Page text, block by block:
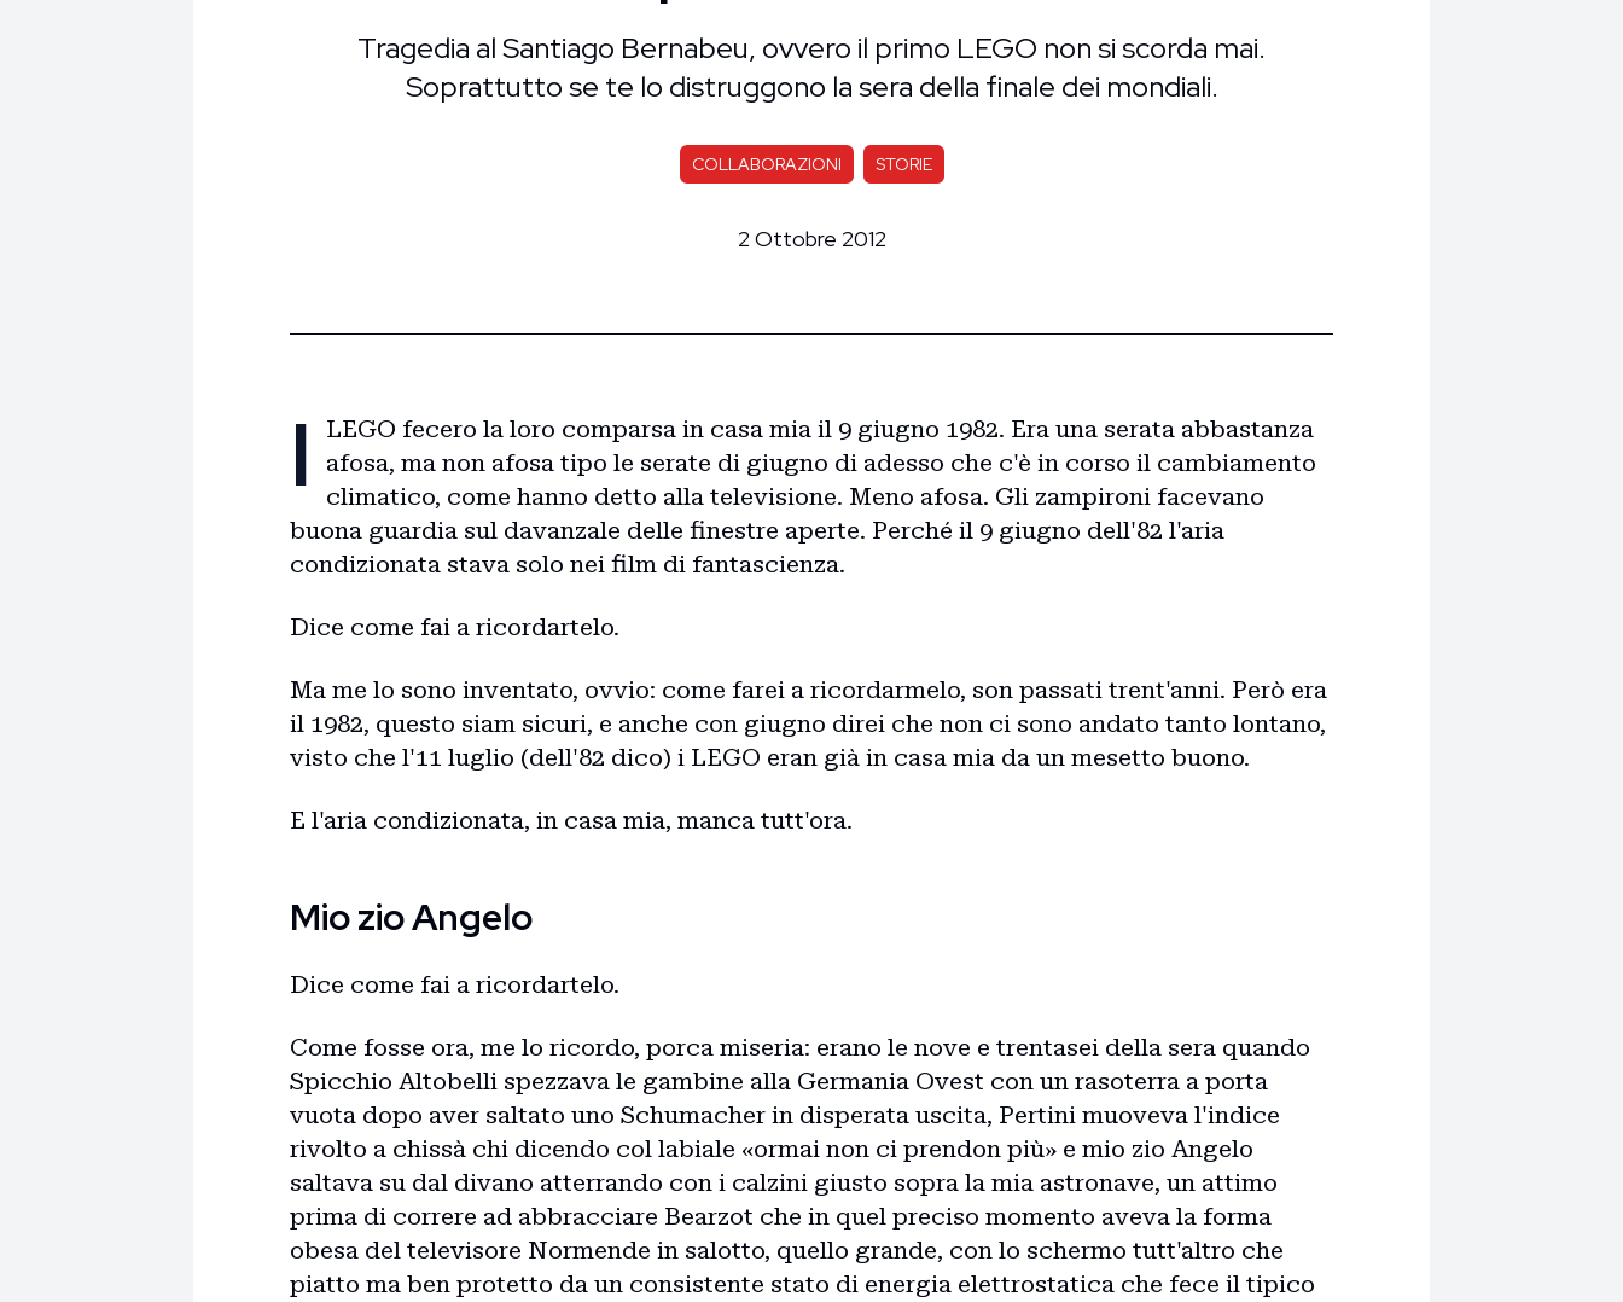
Tragedia al Santiago Bernabeu, ovvero il primo LEGO non si scorda mai.
Soprattutto se te lo distruggono la sera della finale dei mondiali.
COLLABORAZIONI STORIE
2 Ottobre 2012
I
LEGO fecero la loro comparsa in casa mia il 9 giugno 1982. Era una serata abbastanza
afosa, ma non afosa tipo le serate di giugno di adesso che c'è in corso il cambiamento
climatico, come hanno detto alla televisione. Meno afosa. Gli zampironi facevano
buona guardia sul davanzale delle finestre aperte. Perché il 9 giugno dell'82 l'aria
condizionata stava solo nei film di fantascienza.
Dice come fai a ricordartelo.
Ma me lo sono inventato, ovvio: come farei a ricordarmelo, son passati trent'anni. Però era
il 1982, questo siam sicuri, e anche con giugno direi che non ci sono andato tanto lontano,
visto che l'11 luglio (dell'82 dico) i LEGO eran già in casa mia da un mesetto buono.
E l'aria condizionata, in casa mia, manca tutt'ora.
Mio zio Angelo
Dice come fai a ricordartelo.
Come fosse ora, me lo ricordo, porca miseria: erano le nove e trentasei della sera quando
Spicchio Altobelli spezzava le gambine alla Germania Ovest con un rasoterra a porta
vuota dopo aver saltato uno Schumacher in disperata uscita, Pertini muoveva l'indice
rivolto a chissà chi dicendo col labiale «ormai non ci prendon più» e mio zio Angelo
saltava su dal divano atterrando con i calzini giusto sopra la mia astronave, un attimo
prima di correre ad abbracciare Bearzot che in quel preciso momento aveva la forma
obesa del televisore Normende in salotto, quello grande, con lo schermo tutt'altro che
piatto ma ben protetto da un consistente stato di energia elettrostatica che fece il tipico